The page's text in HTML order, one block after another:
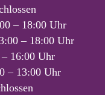
– 18:00 Uhr
– 18:00 Uhr
16:00 Uhr
– 13:00 Uhr